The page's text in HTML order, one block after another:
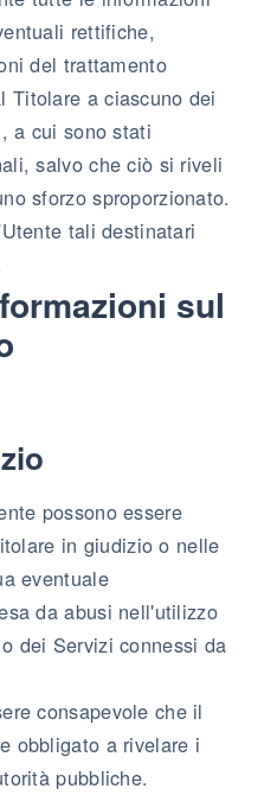
rettifiche,
del trattamento
Titolare a ciascuno dei
a cui sono stati
salvo che ciò si riveli
sforzo sproporzionato.
tali destinatari
sul
possono essere
in giudizio o nelle
eventuale
da abusi nell'utilizzo
dei Servizi connessi da
consapevole che il
obbligato a rivelare i
pubbliche.